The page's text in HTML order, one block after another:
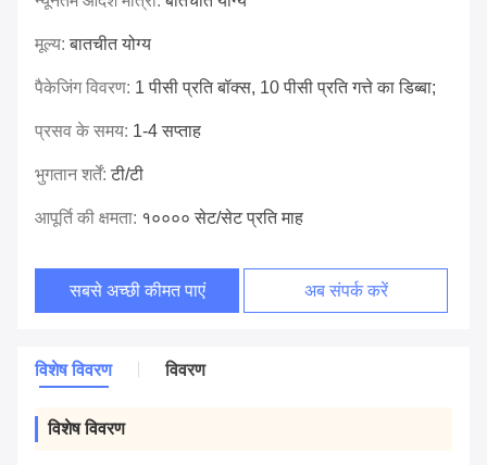
मूल्य:बातचीत योग्य
पैकेजिंग विवरण: 1 पीसी प्रति बॉक्स, 10 पीसी प्रति गत्ते का डिब्बा;
प्रसव के समय: 1-4 सप्ताह
भुगतान शर्तें:टी/टी
आपूर्ति की क्षमता: १०००० सेट/सेट प्रति माह
सबसे अच्छी कीमत पाएं अब संपर्क करें
विशेष विवरण विवरण
विशेष विवरण